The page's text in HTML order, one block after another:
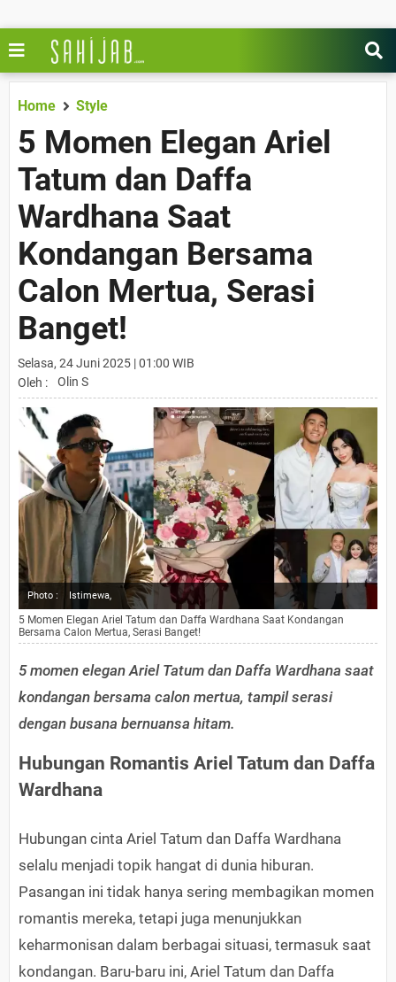
Home Style
5 Momen Elegan Ariel
Tatum dan Daffa
Wardhana Saat
Kondangan Bersama
Calon Mertua, Serasi
Banget!
Selasa, 24 Juni 2025 | 01:00 WIB
Oleh :
Olin S
Photo : Istimewa,
5 Momen Elegan Ariel Tatum dan Daffa Wardhana Saat Kondangan
Bersama Calon Mertua, Serasi Banget!
5 momen elegan Ariel Tatum dan Daffa Wardhana saat
kondangan bersama calon mertua, tampil serasi
dengan busana bernuansa hitam.
Hubungan Romantis Ariel Tatum dan Daffa
Wardhana
Hubungan cinta Ariel Tatum dan Daffa Wardhana
selalu menjadi topik hangat di dunia hiburan.
Pasangan ini tidak hanya sering membagikan momen
romantis mereka, tetapi juga menunjukkan
keharmonisan dalam berbagai situasi, termasuk saat
kondangan. Baru-baru ini, Ariel Tatum dan Daffa